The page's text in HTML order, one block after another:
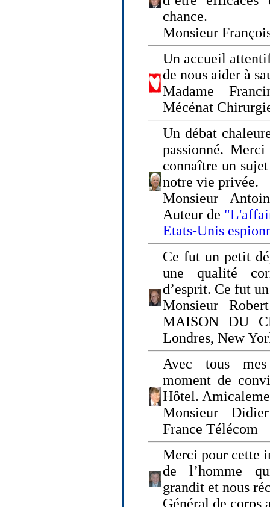
chance.
Monsieur
Un accueil
de nous aider à
Madame
Mécénat
Un débat
passionné.
connaître un
notre vie privée.
Monsieur
Auteur de
Etats-Unis
Ce fut un petit
une qualité
d’esprit. Ce fut
Monsieur
MAISON DU
Londres, New
Avec tous
moment de
Hôtel.
Monsieur
France Télécom
Merci pour cette
de l’homme
grandit et nous
Général de corps